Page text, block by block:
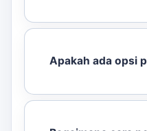
Apakah ada opsi